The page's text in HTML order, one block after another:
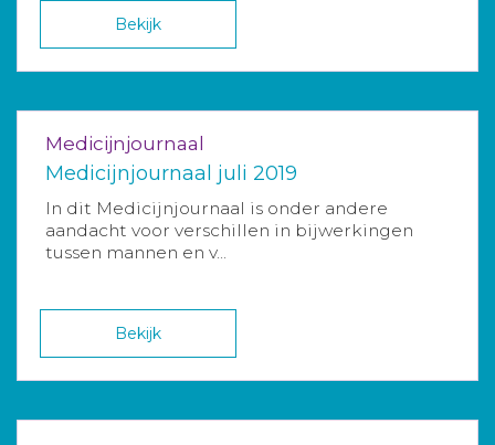
Bekijk
Medicijnjournaal
Medicijnjournaal juli 2019
In dit Medicijnjournaal is onder andere
aandacht voor verschillen in bijwerkingen
tussen mannen en v...
Bekijk